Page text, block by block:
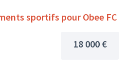
sportifs pour Obee FC
18 000 €